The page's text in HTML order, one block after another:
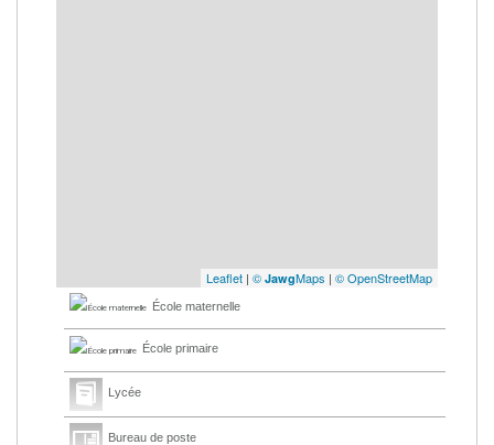
Leaflet | © JawgMaps | © OpenStreetMap
École maternelle
École primaire
Lycée
Bureau de poste